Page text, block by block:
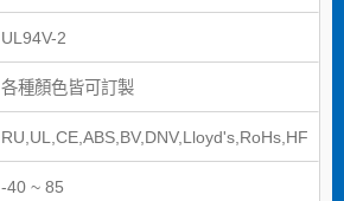
UL94V-2
各種顏色皆可訂製
RU,UL,CE,ABS,BV,DNV,Lloyd's,RoHs,HF
-40 ~ 85